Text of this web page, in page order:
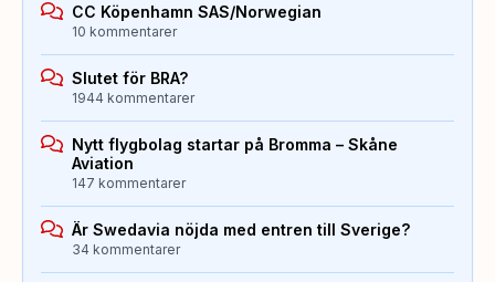
CC Köpenhamn SAS/Norwegian
10 kommentarer
Slutet för BRA?
1944 kommentarer
Nytt flygbolag startar på Bromma – Skåne
Aviation
147 kommentarer
Är Swedavia nöjda med entren till Sverige?
34 kommentarer